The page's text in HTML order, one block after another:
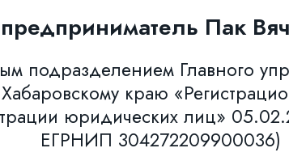
Пак
подразделением Главного
краю
юридических лиц»
ЕГРНИП 304272209900036)